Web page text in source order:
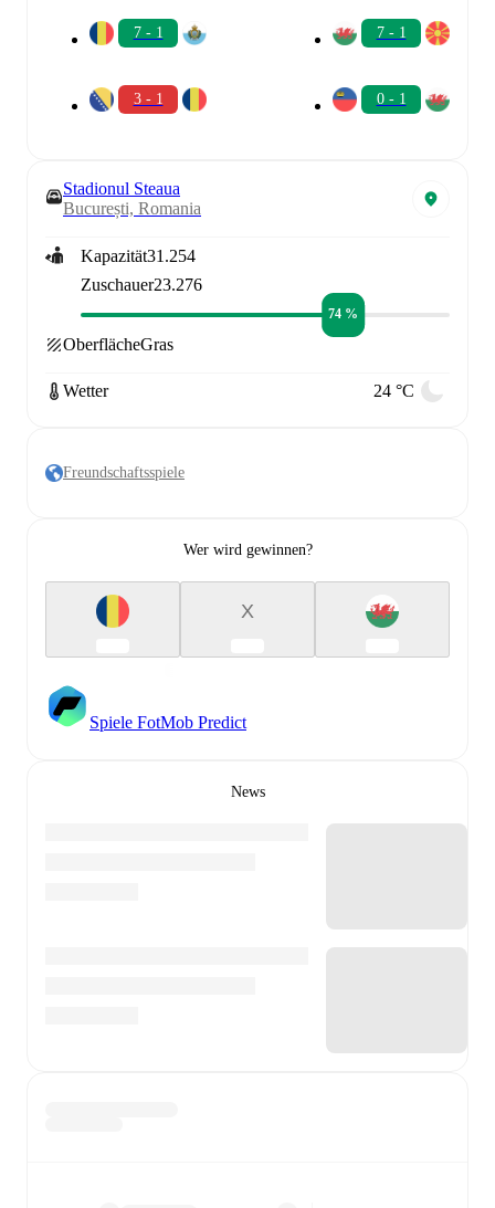
7 - 1
3 - 1
7 - 1
0 - 1
Stadionul Steaua
București, Romania
Kapazität31.254
Zuschauer23.276
74 %
OberflächeGras
Wetter 24 °C
Freundschaftsspiele
Wer wird gewinnen?
X
Spiele FotMob Predict
News